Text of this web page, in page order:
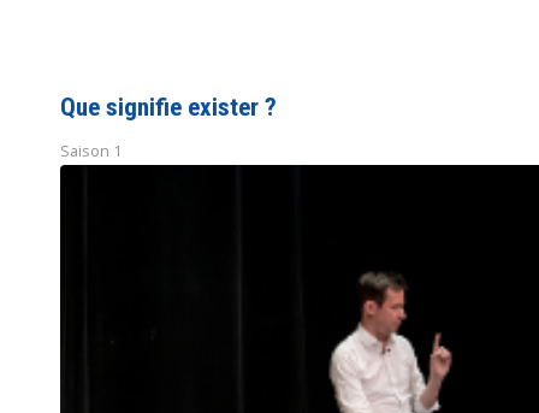
Que signifie exister ?
Saison 1